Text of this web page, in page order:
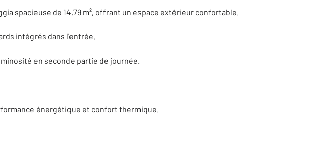
spacieuse de 14,79 m², offrant un espace extérieur confortable.
intégrés dans l'entrée.
en seconde partie de journée.
énergétique et confort thermique.